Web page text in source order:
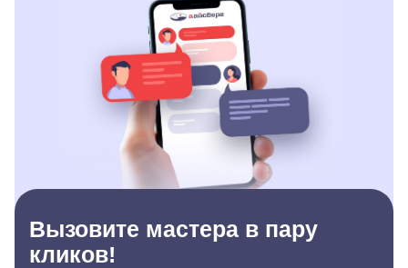
Вызовите мастера в пару
кликов!